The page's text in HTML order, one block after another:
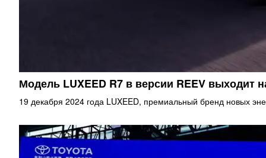
Модель LUXEED R7 в версии REEV выходит
19 декабря 2024 года LUXEED, премиальный бренд новых